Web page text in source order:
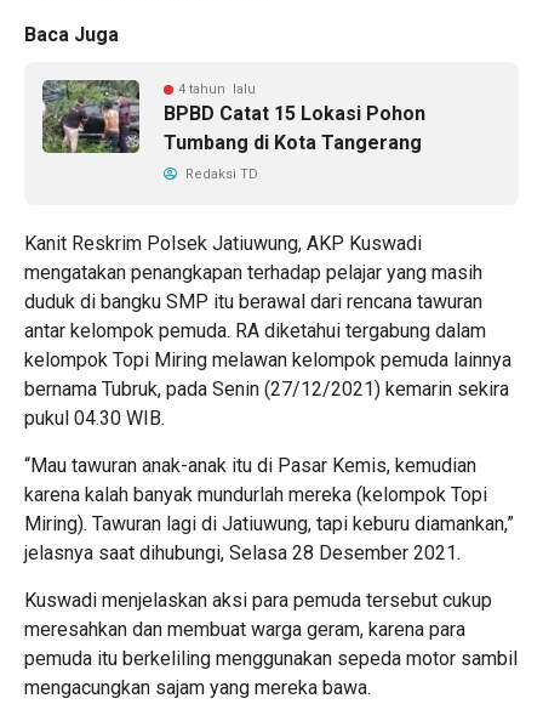
Baca Juga
4 tahun lalu
BPBD Catat 15 Lokasi Pohon
Tumbang di Kota Tangerang
Redaksi TD
Kanit Reskrim Polsek Jatiuwung, AKP Kuswadi
mengatakan penangkapan terhadap pelajar yang masih
duduk di bangku SMP itu berawal dari rencana tawuran
antar kelompok pemuda. RA diketahui tergabung dalam
kelompok Topi Miring melawan kelompok pemuda lainnya
bernama Tubruk, pada Senin (27/12/2021) kemarin sekira
pukul 04.30 WIB.
“Mau tawuran anak-anak itu di Pasar Kemis, kemudian
karena kalah banyak mundurlah mereka (kelompok Topi
Miring). Tawuran lagi di Jatiuwung, tapi keburu diamankan,”
jelasnya saat dihubungi, Selasa 28 Desember 2021.
Kuswadi menjelaskan aksi para pemuda tersebut cukup
meresahkan dan membuat warga geram, karena para
pemuda itu berkeliling menggunakan sepeda motor sambil
mengacungkan sajam yang mereka bawa.